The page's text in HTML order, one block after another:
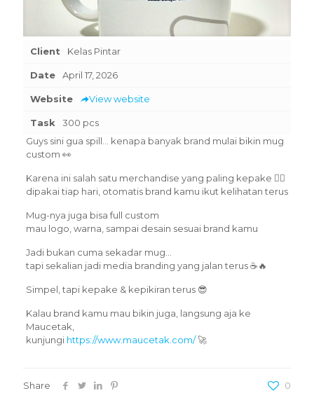
Client Kelas Pintar
Date April 17, 2026
Website View website
Task
300 pcs
Guys sini gua spill… kenapa banyak brand mulai bikin mug
custom 👀
Karena ini salah satu merchandise yang paling kepake 😮‍💨
dipakai tiap hari, otomatis brand kamu ikut kelihatan terus
Mug-nya juga bisa full custom
mau logo, warna, sampai desain sesuai brand kamu
Jadi bukan cuma sekadar mug…
tapi sekalian jadi media branding yang jalan terus ☕🔥
Simpel, tapi kepake & kepikiran terus 😎
Kalau brand kamu mau bikin juga, langsung aja ke
Maucetak,
kunjungi https://www.maucetak.com/🚀
Share 0